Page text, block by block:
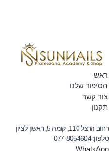
ראשי
הסיפור שלנו
צור קשר
תקנון
רחוב הרצל 110, קומה 5, ראשון לציון
טלפון:077-8054604
WhatsApp